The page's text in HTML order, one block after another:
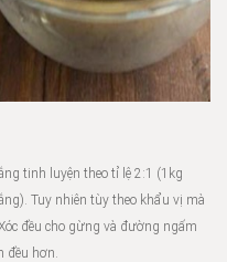
tinh luyện theo tỉ lệ 2:1 (1kg
Tuy nhiên tùy theo khẩu vị mà
đều cho gừng và đường ngấm
đều hơn.